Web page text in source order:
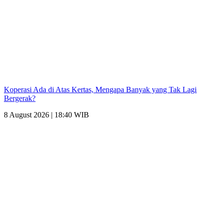
Koperasi Ada di Atas Kertas, Mengapa Banyak yang Tak Lagi
Bergerak?
8 August 2026 | 18:40 WIB